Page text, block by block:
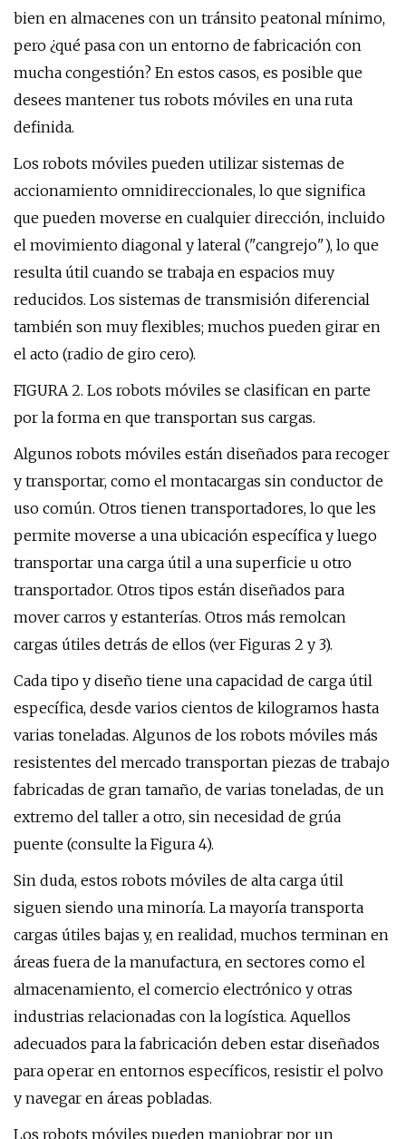
bien en almacenes con un tránsito peatonal mínimo,
pero ¿qué pasa con un entorno de fabricación con
mucha congestión? En estos casos, es posible que
desees mantener tus robots móviles en una ruta
definida.
Los robots móviles pueden utilizar sistemas de
accionamiento omnidireccionales, lo que significa
que pueden moverse en cualquier dirección, incluido
el movimiento diagonal y lateral ("cangrejo"), lo que
resulta útil cuando se trabaja en espacios muy
reducidos. Los sistemas de transmisión diferencial
también son muy flexibles; muchos pueden girar en
el acto (radio de giro cero).
FIGURA 2. Los robots móviles se clasifican en parte
por la forma en que transportan sus cargas.
Algunos robots móviles están diseñados para recoger
y transportar, como el montacargas sin conductor de
uso común. Otros tienen transportadores, lo que les
permite moverse a una ubicación específica y luego
transportar una carga útil a una superficie u otro
transportador. Otros tipos están diseñados para
mover carros y estanterías. Otros más remolcan
cargas útiles detrás de ellos (ver Figuras 2 y 3).
Cada tipo y diseño tiene una capacidad de carga útil
específica, desde varios cientos de kilogramos hasta
varias toneladas. Algunos de los robots móviles más
resistentes del mercado transportan piezas de trabajo
fabricadas de gran tamaño, de varias toneladas, de un
extremo del taller a otro, sin necesidad de grúa
puente (consulte la Figura 4).
Sin duda, estos robots móviles de alta carga útil
siguen siendo una minoría. La mayoría transporta
cargas útiles bajas y, en realidad, muchos terminan en
áreas fuera de la manufactura, en sectores como el
almacenamiento, el comercio electrónico y otras
industrias relacionadas con la logística. Aquellos
adecuados para la fabricación deben estar diseñados
para operar en entornos específicos, resistir el polvo
y navegar en áreas pobladas.
Los robots móviles pueden maniobrar por un